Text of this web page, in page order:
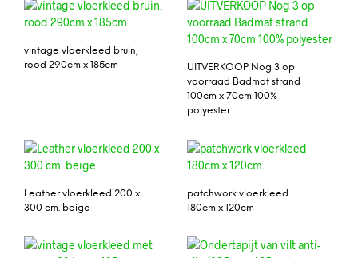
vintage vloerkleed bruin,
rood 290cm x 185cm
UITVERKOOP Nog 3 op
voorraad Badmat strand
100cm x 70cm 100%
polyester
Leather vloerkleed 200 x
300 cm. beige
patchwork vloerkleed
180cm x 120cm